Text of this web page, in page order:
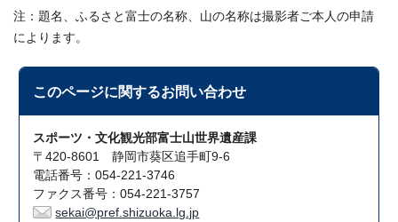
注：題名、ふるさと富士の名称、山の名称は撮影者ご本人の申請
によります。
このページに関するお問い合わせ
スポーツ・文化観光部富士山世界遺産課
〒420-8601 静岡市葵区追手町9-6
電話番号：054-221-3746
ファクス番号：054-221-3757
sekai@pref.shizuoka.lg.jp